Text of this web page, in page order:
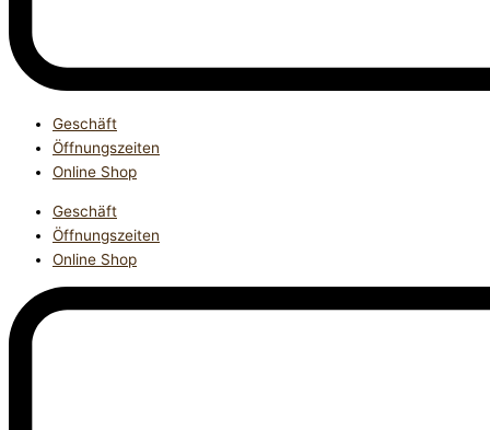
Geschäft
Öffnungszeiten
Online Shop
Geschäft
Öffnungszeiten
Online Shop